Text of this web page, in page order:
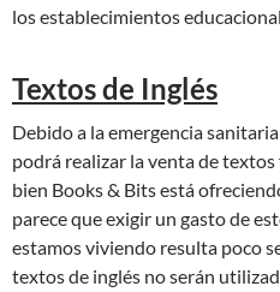
los establecimientos
Textos de Inglés
Debido a la emergencia
podrá realizar la venta de textos
bien Books & Bits está
parece que exigir un gasto de
estamos viviendo resulta poco
textos de inglés no serán